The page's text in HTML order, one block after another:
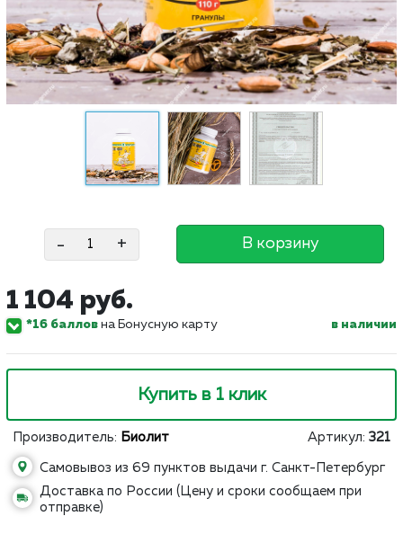
- + В корзину
1 104 руб.
*16 баллов на Бонусную карту в наличии
Купить в 1 клик
Производитель: Биолит Артикул: 321
Самовывоз из 69 пунктов выдачи г. Санкт-Петербург
Доставка по России (Цену и сроки сообщаем при
отправке)